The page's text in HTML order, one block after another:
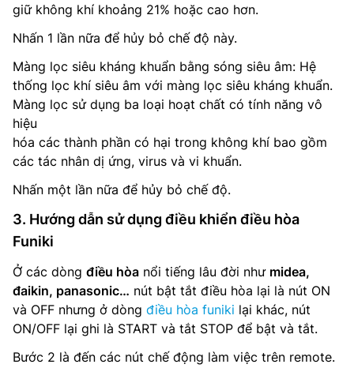
giữ không khí khoảng 21% hoặc cao hơn.
Nhấn 1 lần nữa để hủy bỏ chế độ này.
Màng lọc siêu kháng khuẩn bằng sóng siêu âm: Hệ
thống lọc khí siêu âm với màng lọc siêu kháng khuẩn.
Màng lọc sử dụng ba loại hoạt chất có tính năng vô
hiệu
hóa các thành phần có hại trong không khí bao gồm
các tác nhân dị ứng, virus và vi khuẩn.
Nhấn một lần nữa để hủy bỏ chế độ.
3. Hướng dẫn sử dụng điều khiển điều hòa
Funiki
Ở các dòng điều hòa nổi tiếng lâu đời như midea,
đaikin, panasonic… nút bật tắt điều hòa lại là nút ON
và OFF nhưng ở dòng điều hòa funiki lại khác, nút
ON/OFF lại ghi là START và tắt STOP để bật và tắt.
Bước 2 là đến các nút chế động làm việc trên remote.